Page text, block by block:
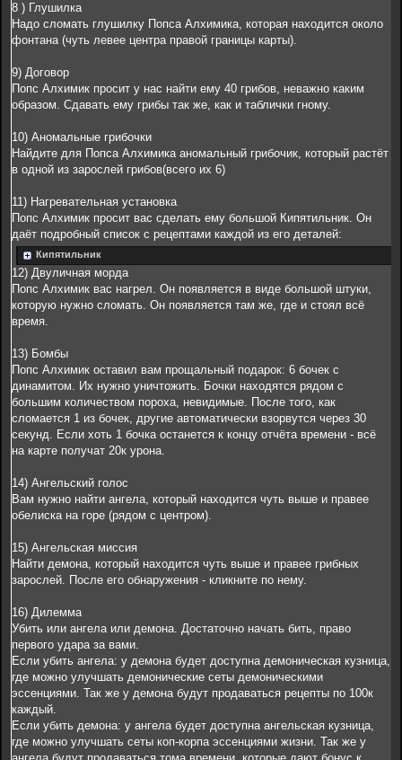
8 ) Глушилка
Надо сломать глушилку Попса Алхимика, которая находится около
фонтана (чуть левее центра правой границы карты).
9) Договор
Попс Алхимик просит у нас найти ему 40 грибов, неважно каким
образом. Сдавать ему грибы так же, как и таблички гному.
10) Аномальные грибочки
Найдите для Попса Алхимика аномальный грибочик, который растёт
в одной из зарослей грибов(всего их 6)
11) Нагревательная установка
Попс Алхимик просит вас сделать ему большой Кипятильник. Он
даёт подробный список с рецептами каждой из его деталей:
Кипятильник
12) Двуличная морда
Попс Алхимик вас нагрел. Он появляется в виде большой штуки,
которую нужно сломать. Он появляется там же, где и стоял всё
время.
13) Бомбы
Попс Алхимик оставил вам прощальный подарок: 6 бочек с
динамитом. Их нужно уничтожить. Бочки находятся рядом с
большим количеством пороха, невидимые. После того, как
сломается 1 из бочек, другие автоматически взорвутся через 30
секунд. Если хоть 1 бочка останется к концу отчёта времени - всё
на карте получат 20к урона.
14) Ангельский голос
Вам нужно найти ангела, который находится чуть выше и правее
обелиска на горе (рядом с центром).
15) Ангельская миссия
Найти демона, который находится чуть выше и правее грибных
зарослей. После его обнаружения - кликните по нему.
16) Дилемма
Убить или ангела или демона. Достаточно начать бить, право
первого удара за вами.
Если убить ангела: у демона будет доступна демоническая кузница,
где можно улучшать демонические сеты демоническими
эссенциями. Так же у демона будут продаваться рецепты по 100к
каждый.
Если убить демона: у ангела будет доступна ангельская кузница,
где можно улучшать сеты коп-корпа эссенциями жизни. Так же у